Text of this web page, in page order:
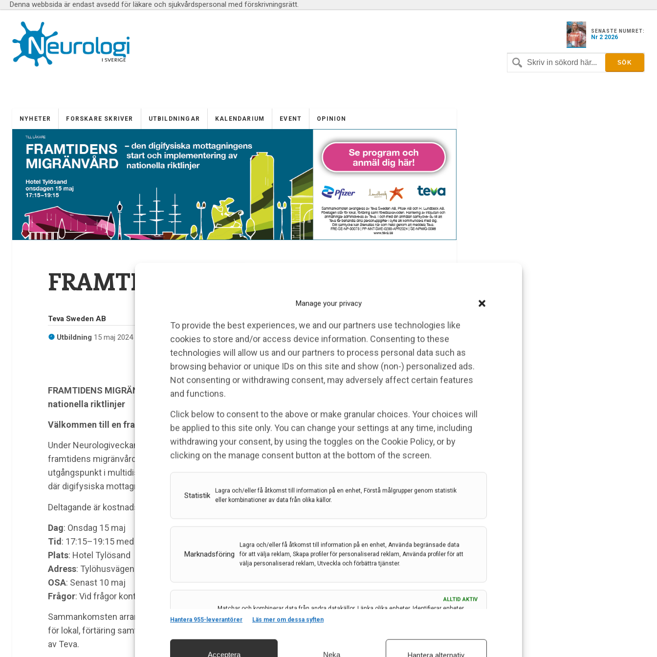
Manage your privacy
To provide the best experiences, we and our partners use technologies like
cookies to store and/or access device information. Consenting to these
technologies will allow us and our partners to process personal data such as
browsing behavior or unique IDs on this site and show (non-) personalized ads.
Not consenting or withdrawing consent, may adversely affect certain features
and functions.
Click below to consent to the above or make granular choices. Your choices will
be applied to this site only. You can change your settings at any time, including
withdrawing your consent, by using the toggles on the Cookie Policy, or by
clicking on the manage consent button at the bottom of the screen.
Statistik
Lagra och/eller få åtkomst till information på en enhet, Förstå målgrupper genom statistik
eller kombinationer av data från olika källor.
Marknadsföring
Lagra och/eller få åtkomst till information på en enhet, Använda begränsade data
för att välja reklam, Skapa profiler för personaliserad reklam, Använda profiler för att
välja personaliserad reklam, Utveckla och förbättra tjänster.
ALLTID AKTIV
Matchar och kombinerar data från andra datakällor, Länka olika enheter, Identifierar enheter
baserat på information som överförs automatiskt.
ALLTID AKTIV
Hantera 955-leverantörer Läs mer om dessa syften
Acceptera Neka Hantera alternativ
Denna webbsida är endast avsedd för läkare och sjukvårdspersonal med förskrivningsrätt.
SENASTE NUMRET:
Nr 2 2026
NYHETER FORSKARE SKRIVER UTBILDNINGAR KALENDARIUM EVENT OPINION
FRAMTIDENS MIGRÄNVÅRD
Teva Sweden AB
Utbildning 15 maj 2024
FRAMTIDENS MIGRÄNVÅRD – den digifysiska mottagningens start och implementering av
nationella riktlinjer
Välkommen till en framåtblickande sammankomst i samband med Neurologiveckan!
Under Neurologiveckan i Halmstad har vi nöjet att bjuda in till ett spännande möte om
framtidens migränvård! På programmet står presentationer och diskussioner med
utgångspunkt i multidisciplinärt omhändertagande och morgondagens behandlingsmöjligheter
där digifysiska mottagningar och nya riktlinjer förväntas få en stor inverkan. Varmt välkommen!
Deltagande är kostnadsfritt för dig som deltar under Neurologiveckan.
Dag: Onsdag 15 maj
Tid : 17:15–19:15 med efterföljande gemensam middag
Plats: Hotel Tylösand
Adress: Tylöhusvägen 28, 302 73 Halmstad
OSA: Senast 10 maj
Frågor: Vid frågor kontakta
Sammankomsten arrangeras av Teva Sweden AB, Pfizer AB och H. Lundbeck AB. Företagen står
för lokal, förtäring samt föreläsarearvoden. Hantering av inbjudan och anmälningar administreras
av Teva.